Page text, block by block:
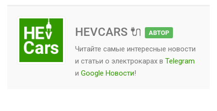
HEVCARS 🔌 АВТОР
Читайте самые интересные новости
и статьи о электрокарах в Telegram
и Google Новости!